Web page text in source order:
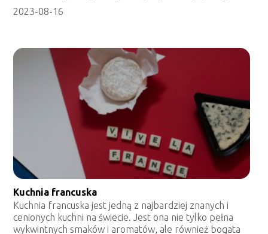
2023-08-16
Kuchnia francuska
Kuchnia francuska jest jedną z najbardziej znanych i
cenionych kuchni na świecie. Jest ona nie tylko pełna
wykwintnych smaków i aromatów, ale również bogata